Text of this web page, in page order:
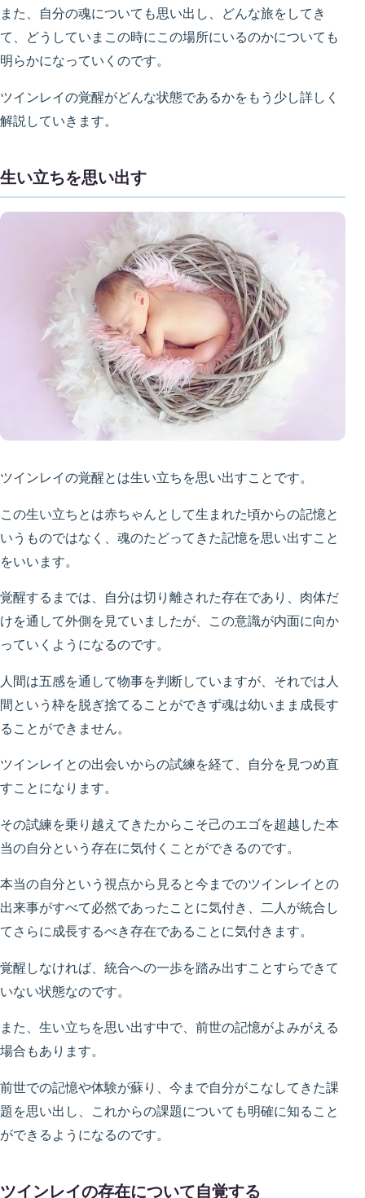
また、自分の魂についても思い出し、どんな旅をしてき
て、どうしていまこの時にこの場所にいるのかについても
明らかになっていくのです。
ツインレイの覚醒がどんな状態であるかをもう少し詳しく
解説していきます。
生い立ちを思い出す
ツインレイの覚醒とは生い立ちを思い出すことです。
この生い立ちとは赤ちゃんとして生まれた頃からの記憶と
いうものではなく、魂のたどってきた記憶を思い出すこと
をいいます。
覚醒するまでは、自分は切り離された存在であり、肉体だ
けを通して外側を見ていましたが、この意識が内面に向か
っていくようになるのです。
人間は五感を通して物事を判断していますが、それでは人
間という枠を脱ぎ捨てることができず魂は幼いまま成長す
ることができません。
ツインレイとの出会いからの試練を経て、自分を見つめ直
すことになります。
その試練を乗り越えてきたからこそ己のエゴを超越した本
当の自分という存在に気付くことができるのです。
本当の自分という視点から見ると今までのツインレイとの
出来事がすべて必然であったことに気付き、二人が統合し
てさらに成長するべき存在であることに気付きます。
覚醒しなければ、統合への一歩を踏み出すことすらできて
いない状態なのです。
また、生い立ちを思い出す中で、前世の記憶がよみがえる
場合もあります。
前世での記憶や体験が蘇り、今まで自分がこなしてきた課
題を思い出し、これからの課題についても明確に知ること
ができるようになるのです。
ツインレイの存在について自覚する